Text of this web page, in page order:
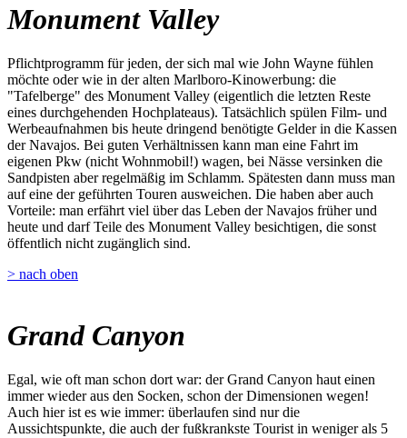
Monument Valley
Pflichtprogramm für jeden, der sich mal wie John Wayne fühlen
möchte oder wie in der alten Marlboro-Kinowerbung: die
"Tafelberge" des Monument Valley (eigentlich die letzten Reste
eines durchgehenden Hochplateaus). Tatsächlich spülen Film- und
Werbeaufnahmen bis heute dringend benötigte Gelder in die Kassen
der Navajos. Bei guten Verhältnissen kann man eine Fahrt im
eigenen Pkw (nicht Wohnmobil!) wagen, bei Nässe versinken die
Sandpisten aber regelmäßig im Schlamm. Spätesten dann muss man
auf eine der geführten Touren ausweichen. Die haben aber auch
Vorteile: man erfährt viel über das Leben der Navajos früher und
heute und darf Teile des Monument Valley besichtigen, die sonst
öffentlich nicht zugänglich sind.
> nach oben
Grand Canyon
Egal, wie oft man schon dort war: der Grand Canyon haut einen
immer wieder aus den Socken, schon der Dimensionen wegen!
Auch hier ist es wie immer: überlaufen sind nur die
Aussichtspunkte, die auch der fußkrankste Tourist in weniger als 5